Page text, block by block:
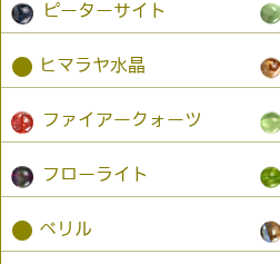
ピーターサイト
● ヒマラヤ水晶
ファイアークォーツ
フローライト
● ベリル